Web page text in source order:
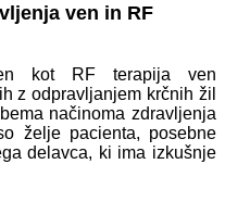
ven in RF
kot RF terapija ven
z odpravljanjem krčnih žil
načinoma zdravljenja
želje pacienta, posebne
delavca, ki ima izkušnje